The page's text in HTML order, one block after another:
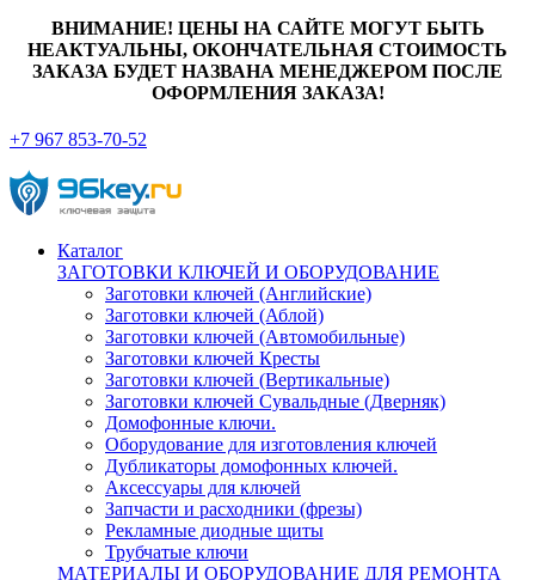
ВНИМАНИЕ! ЦЕНЫ НА САЙТЕ МОГУТ БЫТЬ
НЕАКТУАЛЬНЫ, ОКОНЧАТЕЛЬНАЯ СТОИМОСТЬ
ЗАКАЗА БУДЕТ НАЗВАНА МЕНЕДЖЕРОМ ПОСЛЕ
ОФОРМЛЕНИЯ ЗАКАЗА!
+7 967 853-70-52
Каталог
ЗАГОТОВКИ КЛЮЧЕЙ И ОБОРУДОВАНИЕ
Заготовки ключей (Английские)
Заготовки ключей (Аблой)
Заготовки ключей (Автомобильные)
Заготовки ключей Кресты
Заготовки ключей (Вертикальные)
Заготовки ключей Сувальдные (Дверняк)
Домофонные ключи.
Оборудование для изготовления ключей
Дубликаторы домофонных ключей.
Аксессуары для ключей
Запчасти и расходники (фрезы)
Рекламные диодные щиты
Трубчатые ключи
МАТЕРИАЛЫ И ОБОРУДОВАНИЕ ДЛЯ РЕМОНТА